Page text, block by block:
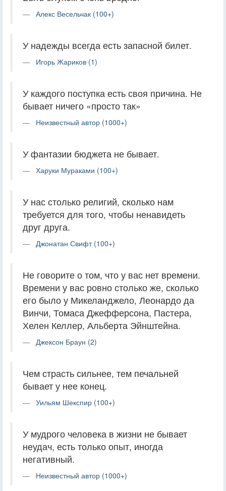
Алекс Весельчак (100+)
У надежды всегда есть запасной билет.
Игорь Жариков (1)
У каждого поступка есть своя причина. Не
бывает ничего «просто так»
Неизвестный автор (1000+)
У фантазии бюджета не бывает.
Харуки Мураками (100+)
У нас столько религий, сколько нам
требуется для того, чтобы ненавидеть
друг друга.
Джонатан Свифт (100+)
Не говорите о том, что у вас нет времени.
Времени у вас ровно столько же, сколько
его было у Микеланджело, Леонардо да
Винчи, Томаса Джефферсона, Пастера,
Хелен Келлер, Альберта Эйнштейна.
Джексон Браун (2)
Чем страсть сильнее, тем печальней
бывает у нее конец.
Уильям Шекспир (100+)
У мудрого человека в жизни не бывает
неудач, есть только опыт, иногда
негативный.
Неизвестный автор (1000+)